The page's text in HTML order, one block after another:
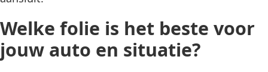
Welke folie is het beste voor
jouw auto en situatie?